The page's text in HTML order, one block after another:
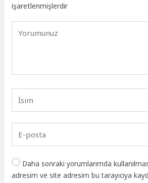
işaretlenmişlerdir
Daha sonraki yorumlarımda
adresim ve site adresim bu tarayıcıya